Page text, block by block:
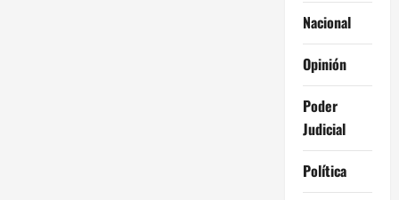
Nacional
Opinión
Poder
Judicial
Política